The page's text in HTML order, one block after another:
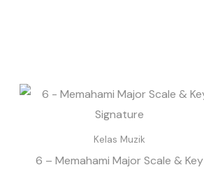
Kelas Muzik
6 – Memahami Major Scale & Key